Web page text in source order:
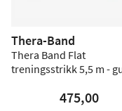
Thera-Band
Thera Band Flat
treningsstrikk 5,5 m -
475,00